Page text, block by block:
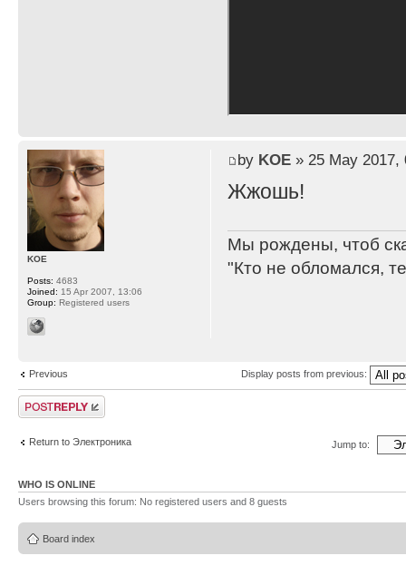
by KOE» 25 May 2017,
Жжошь!
Мы рождены, чтоб
"Кто не обломался,
KOE
Posts: 4683
Joined: 15 Apr 2007, 13:06
Group: Registered users
Previous Display posts from previous:
Post a reply
Return to Электроника Jump to:
WHO IS ONLINE
Users browsing this forum: No registered users and 8 guests
Board index